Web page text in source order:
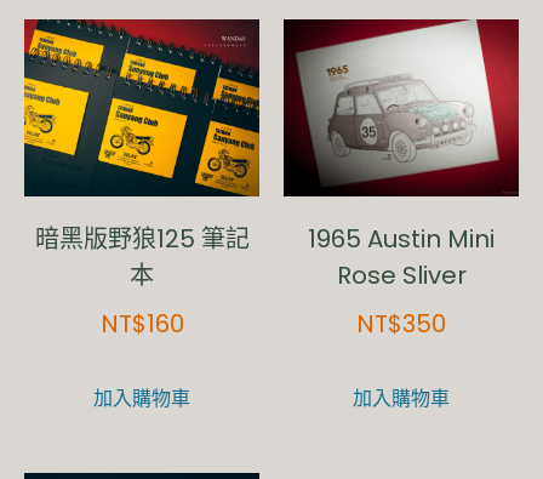
暗黑版野狼125 筆記
本
NT$160
加入購物車
1965 Austin Mini
Rose Sliver
NT$350
加入購物車